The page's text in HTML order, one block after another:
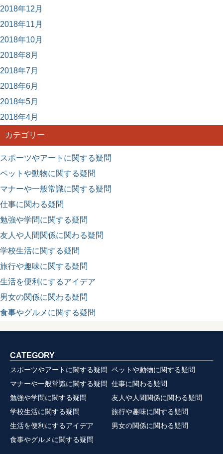
2018年12月
2018年11月
2018年10月
2018年8月
2018年7月
2018年6月
2018年5月
2018年4月
カテゴリー
スポーツやアートに関する疑問
ペットや動物に関する疑問
マナーや一般常識に関する疑問
仕事に関わる疑問
勉強や学問に関する疑問
友人や人間関係に関わる疑問
学校生活に関する疑問
旅行や趣味に関する疑問
生活を便利にするアイデア
男女の関係に関わる疑問
食事やグルメに関する疑問
CATEGORY
スポーツやアートに関する疑問
ペットや動物に関する疑問
マナーや一般常識に関する疑問
仕事に関わる疑問
勉強や学問に関する疑問
友人や人間関係に関わる疑問
学校生活に関する疑問
旅行や趣味に関する疑問
生活を便利にするアイデア
男女の関係に関わる疑問
食事やグルメに関する疑問